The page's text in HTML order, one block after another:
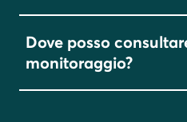
Tutti gli inverter sono
flex. Manager flex mostra
fotovoltaico di qualsiasi
tramite l’installazione di
Dove posso
monitoraggio?